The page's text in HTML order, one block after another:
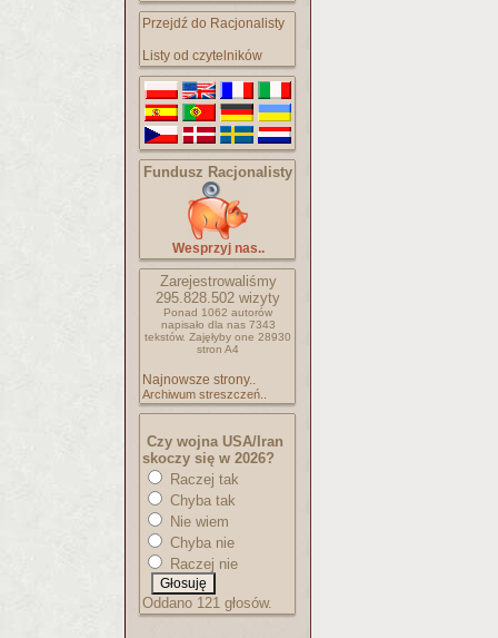
Przejdź do Racjonalisty
Listy od czytelników
Fundusz Racjonalisty
Wesprzyj nas..
Zarejestrowaliśmy
295.828.502 wizyty
Ponad 1062 autorów
napisało dla nas 7343
tekstów. Zajęłyby one 28930
stron A4
Najnowsze strony..
Archiwum streszczeń..
Czy wojna USA/Iran
skoczy się w 2026?
Raczej tak
Chyba tak
Nie wiem
Chyba nie
Raczej nie
Oddano 121 głosów.